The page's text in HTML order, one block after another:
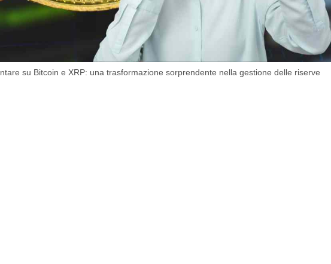
su Bitcoin e XRP: una trasformazione sorprendente nella gestione delle riserve